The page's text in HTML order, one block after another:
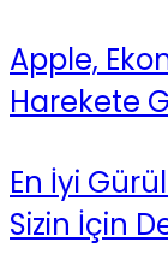
Apple,
Harekete
En İyi
Sizin İçin